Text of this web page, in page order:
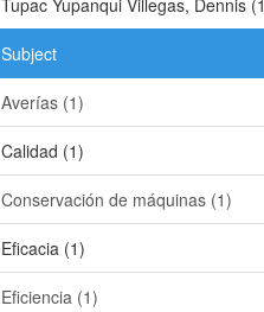
Tupac Yupanqui Villegas, Dennis
Subject
Averías (1)
Calidad (1)
Conservación de máquinas (1)
Eficacia (1)
Eficiencia (1)